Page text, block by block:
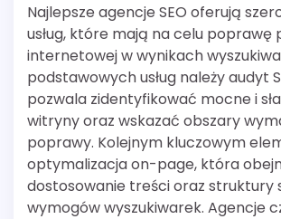
Najlepsze agencje SEO oferują
usług, które mają na celu poprawę
internetowej w wynikach
podstawowych usług należy audyt
pozwala zidentyfikować mocne i
witryny oraz wskazać obszary
poprawy. Kolejnym kluczowym
optymalizacja on-page, która
dostosowanie treści oraz struktury
wymogów wyszukiwarek. Agencje